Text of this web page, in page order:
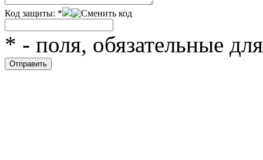
Код защиты: *
* - поля, обязательные